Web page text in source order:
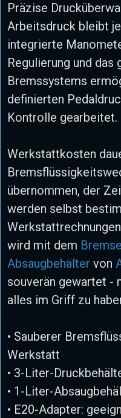
Präzise
Arbeitsdruck bleibt
integrierte
Regulierung und
Bremssystems
definierten
Kontrolle gearbeitet.
Werkstattkosten
übernommen, der
werden selbst
wird mit dem
Absaugbehälter von
souverän gewartet -
alles im Griff zu
• Sauberer
Werkstatt
• 3-Liter-
• 1-Liter-
• E20-Adapter: